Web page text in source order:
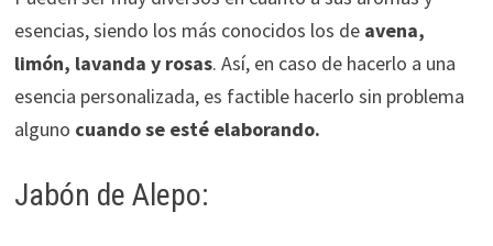
esencias, siendo los más conocidos los de avena,
limón, lavanda y rosas. Así, en caso de hacerlo a una
esencia personalizada, es factible hacerlo sin problema
alguno cuando se esté elaborando.
Jabón de Alepo: